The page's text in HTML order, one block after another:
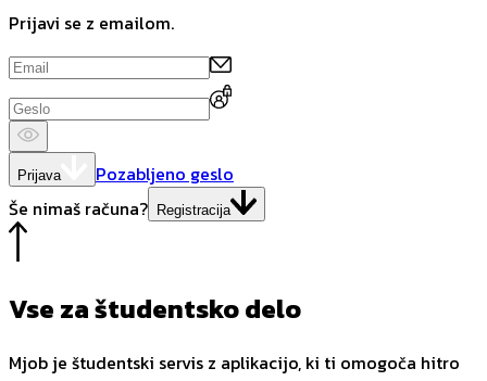
Prijavi se z emailom.
Prijava
Pozabljeno geslo
Še nimaš računa? Registracija
Vse za študentsko delo
Mjob je študentski servis z aplikacijo, ki ti omogoča hitro